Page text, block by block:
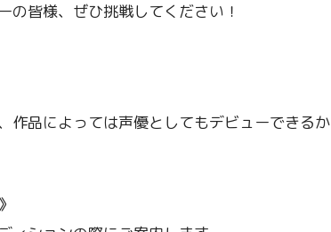
の皆様、ぜひ挑戦してください！
作品によっては声優としてもデビューできるか